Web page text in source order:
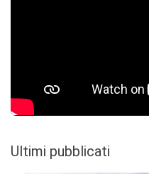
Ultimi pubblicati